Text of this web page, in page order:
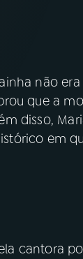
não
que a
disso,
em
cantora